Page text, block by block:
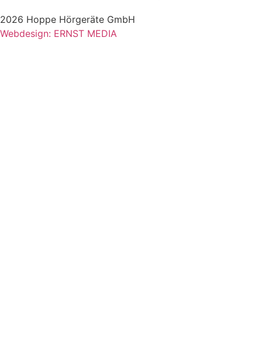
2026 Hoppe Hörgeräte GmbH
Webdesign: ERNST MEDIA